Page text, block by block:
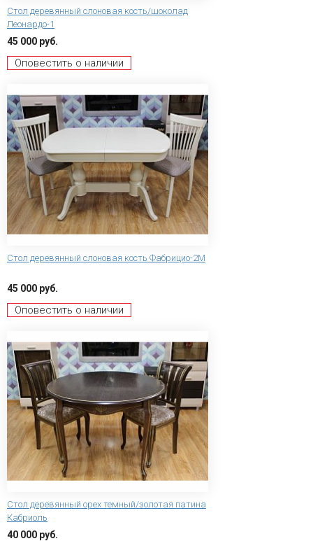
Стол деревянный слоновая кость/шоколад
Леонардо-1
45 000 руб.
Оповестить о наличии
Стол деревянный слоновая кость Фабрицио-2М
45 000 руб.
Оповестить о наличии
Стол деревянный орех темный/золотая патина
Кабриоль
40 000 руб.